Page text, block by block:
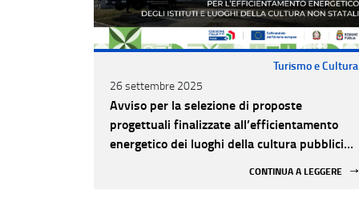
Turismo e Cultura
26 settembre 2025
Avviso per la selezione di proposte
progettuali finalizzate all’efficientamento
energetico dei luoghi della cultura pubblici
CONTINUA A LEGGERE